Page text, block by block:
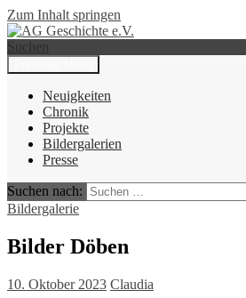
Zum Inhalt springen
AG Geschichte e.V.
Suchen
Neuigkeiten
Chronik
Projekte
Bildergalerien
Presse
Suchen nach:
Bildergalerie
Bilder Döben
10. Oktober 2023 Claudia